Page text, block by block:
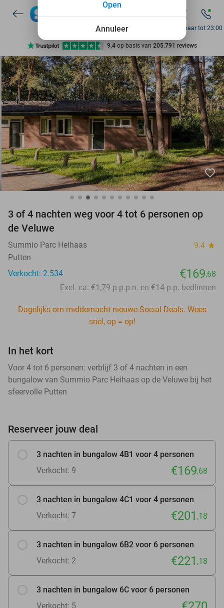
7 dagen per week beschikbaar
10+ miljoen leden
9,4 op basis van 205.791 reviews
Ontdek 15.000+ deals
7 dagen per week beschikbaar
10+ miljoen leden
Bereikbaar tot 23:00
favorite_border
3 of 4 nachten weg voor 4 tot 6 personen op
de Veluwe
Summio Parc Heihaas 9.4 star
Putten
Verkocht: 2.534
€169,68
Excl. ca. €1,79 p.p.p.n. en €14 p.p. bedlinnen
Dagelijks om middernacht nieuwe Social Deals. Wees
snel, op = op!
In het kort
Voor 4 tot 6 personen: verblijf 3 of 4 nachten in een
bungalow van Summio Parc Heihaas op de Veluwe bij het
sfeervolle Putten
Reserveer jouw deal
3 nachten in bungalow 4B1 voor 4 personen
Verkocht: 9
€169,68
3 nachten in bungalow 4C1 voor 4 personen
Verkocht: 7
€201 ,18
3 nachten in bungalow 6B2 voor 6 personen
Verkocht: 2
€221 ,18
3 nachten in bungalow 6C voor 6 personen
Verkocht: 5
Annuleer
Open